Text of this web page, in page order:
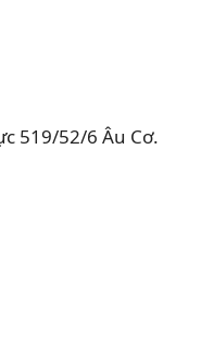
519/52/6 Âu Cơ.